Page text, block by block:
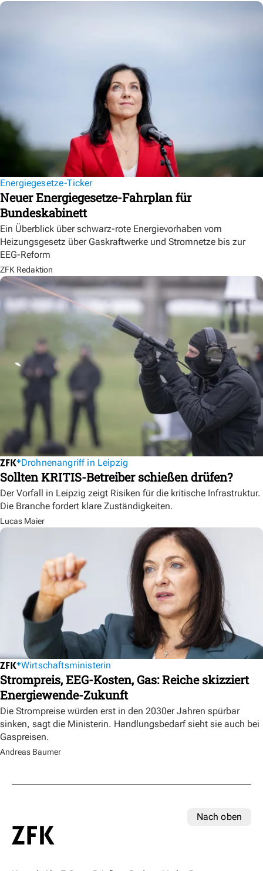
Energiegesetze-Ticker
Neuer Energiegesetze-Fahrplan für
Bundeskabinett
Ein Überblick über schwarz-rote Energievorhaben vom
Heizungsgesetz über Gaskraftwerke und Stromnetze bis zur
EEG-Reform
ZFK Redaktion
Drohnenangriff in Leipzig
Sollten KRITIS-Betreiber schießen drüfen?
Der Vorfall in Leipzig zeigt Risiken für die kritische Infrastruktur.
Die Branche fordert klare Zuständigkeiten.
Lucas Maier
Wirtschaftsministerin
Strompreis, EEG-Kosten, Gas: Reiche skizziert
Energiewende-Zukunft
Die Strompreise würden erst in den 2030er Jahren spürbar
sinken, sagt die Ministerin. Handlungsbedarf sieht sie auch bei
Gaspreisen.
Andreas Baumer
Nach oben